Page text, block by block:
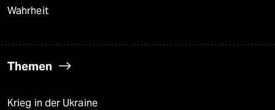
Wahrheit
Themen
Krieg in der Ukraine